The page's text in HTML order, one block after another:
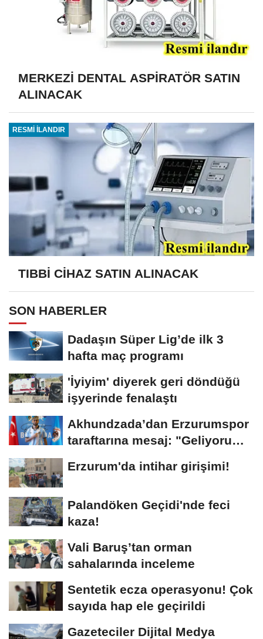
MERKEZİ DENTAL ASPİRATÖR SATIN
ALINACAK
RESMİ İLANDIR
TIBBİ CİHAZ SATIN ALINACAK
SON HABERLER
Dadaşın Süper Lig’de ilk 3
hafta maç programı
'İyiyim' diyerek geri döndüğü
işyerinde fenalaştı
Akhundzada’dan Erzurumspor
taraftarına mesaj: "Geliyorum
Erzurum'da intihar girişimi!
Palandöken Geçidi'nde feci
kaza!
Vali Baruş’tan orman
sahalarında inceleme
Sentetik ecza operasyonu! Çok
sayıda hap ele geçirildi
Gazeteciler Dijital Medya